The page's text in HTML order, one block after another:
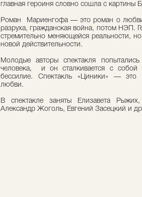
главная героиня словно сошла с картины
Роман Мариенгофа — это роман о
разруха, гражданская война, потом НЭП.
стремительно меняющейся реальности,
новой действительности.
Молодые авторы спектакля
человека, и он сталкивается с
бессилие. Спектакль «Циники» — это
любви.
В спектакле заняты Елизавета
Александр Жоголь, Евгений Засецкий и